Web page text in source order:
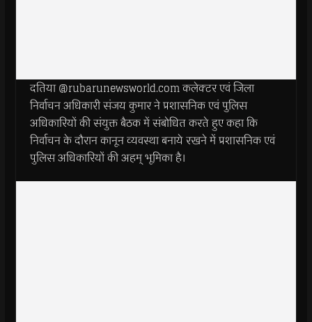
दतिया @rubarunewsworld.com कलेक्टर एवं जिला
निर्वाचन अधिकारी संजय कुमार ने प्रशासनिक एवं पुलिस
अधिकारियों की संयुक्त बैठक में संबोधित करते हुए कहा कि
निर्वाचन के दौरान कानून व्यवस्था बनाये रखने में प्रशासनिक एवं
पुलिस अधिकारियों की अहम् भूमिका है।